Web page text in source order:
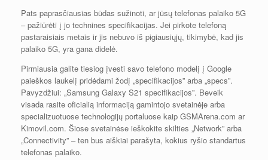
Pats paprasčiausias būdas sužinoti, ar jūsų telefonas palaiko 5G
– pažiūrėti į jo technines specifikacijas. Jei pirkote telefoną
pastaraisiais metais ir jis nebuvo iš pigiausiųjų, tikimybė, kad jis
palaiko 5G, yra gana didelė.
Pirmiausia galite tiesiog įvesti savo telefono modelį į Google
paieškos laukelį pridėdami žodį „specifikacijos” arba „specs”.
Pavyzdžiui: „Samsung Galaxy S21 specifikacijos”. Beveik
visada rasite oficialią informaciją gamintojo svetainėje arba
specializuotuose technologijų portaluose kaip GSMArena.com ar
Kimovil.com. Šiose svetainėse ieškokite skilties „Network” arba
„Connectivity” – ten bus aiškiai parašyta, kokius ryšio standartus
telefonas palaiko.